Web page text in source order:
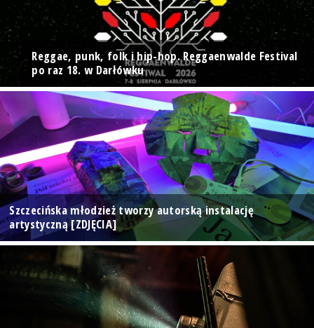
Reggae, punk, folk i hip-hop. Reggaenwalde Festival
po raz 18. w Darłówku
Szczecińska młodzież tworzy autorską instalację
artystyczną [ZDJĘCIA]